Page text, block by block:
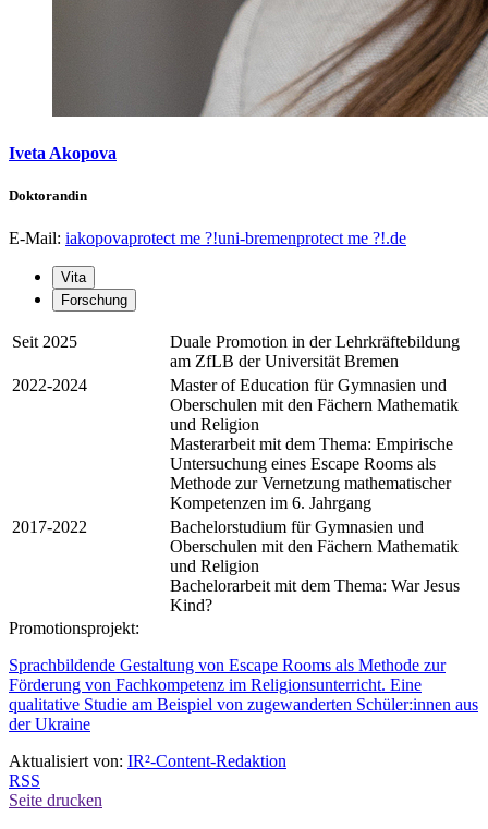
Iveta Akopova
Doktorandin
E-Mail: iakopovaprotect me ?!uni-bremenprotect me ?!.de
Vita
Forschung
Seit 2025
Duale Promotion in der Lehrkräftebildung
am ZfLB der Universität Bremen
2022-2024
Master of Education für Gymnasien und
Oberschulen mit den Fächern Mathematik
und Religion
Masterarbeit mit dem Thema: Empirische
Untersuchung eines Escape Rooms als
Methode zur Vernetzung mathematischer
Kompetenzen im 6. Jahrgang
2017-2022
Bachelorstudium für Gymnasien und
Oberschulen mit den Fächern Mathematik
und Religion
Bachelorarbeit mit dem Thema: War Jesus
Kind?
Promotionsprojekt:
Sprachbildende Gestaltung von Escape Rooms als Methode zur
Förderung von Fachkompetenz im Religionsunterricht. Eine
qualitative Studie am Beispiel von zugewanderten Schüler:innen aus
der Ukraine
Aktualisiert von: IR²-Content-Redaktion
RSS
Seite drucken